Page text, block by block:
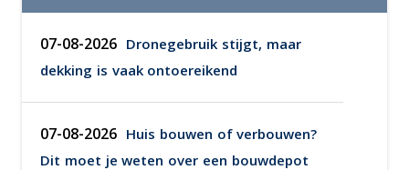
07-08-2026 Dronegebruik stijgt, maar
dekking is vaak ontoereikend
07-08-2026 Huis bouwen of verbouwen?
Dit moet je weten over een bouwdepot